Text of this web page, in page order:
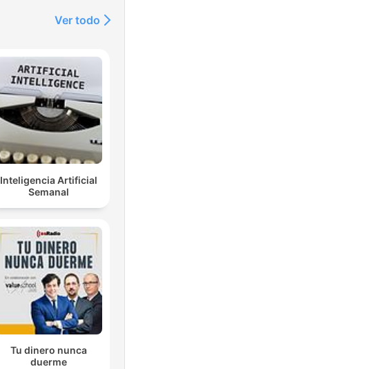
Ver todo
Inteligencia Artificial
Semanal
Tu dinero nunca
duerme